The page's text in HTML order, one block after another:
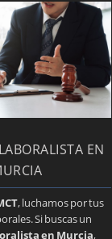
EN
, luchamos por tus
Si buscas un
en Murcia,